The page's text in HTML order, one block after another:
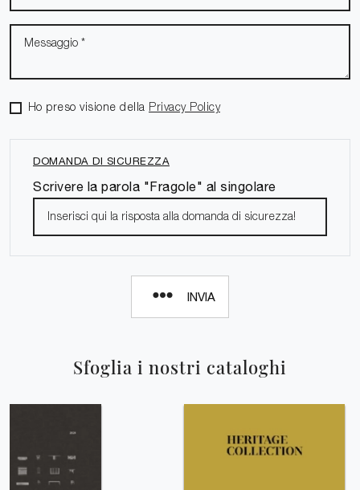
Sfoglia i nostri cataloghi
Ho preso visione della Privacy Policy
DOMANDA DI SICUREZZA
Scrivere la parola "Fragole" al singolare
INVIA